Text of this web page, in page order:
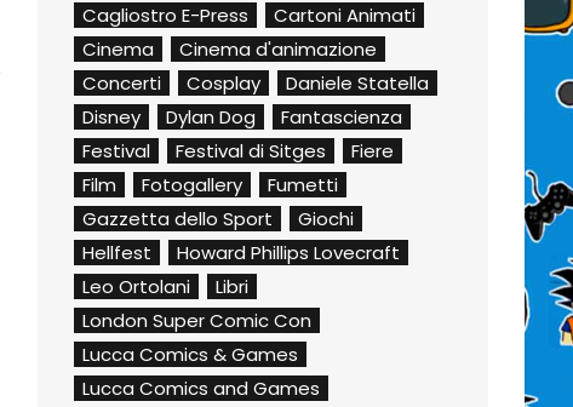
Cagliostro E-Press
Cartoni Animati
Cinema
Cinema d'animazione
Concerti
Cosplay
Daniele Statella
Disney
Dylan Dog
Fantascienza
Festival
Festival di Sitges
Fiere
Film
Fotogallery
Fumetti
Gazzetta dello Sport
Giochi
Hellfest
Howard Phillips Lovecraft
Leo Ortolani
Libri
London Super Comic Con
Lucca Comics & Games
Lucca Comics and Games